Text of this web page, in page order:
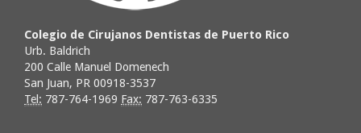
Colegio de Cirujanos Dentistas de Puerto Rico
Urb. Baldrich
200 Calle Manuel Domenech
San Juan, PR 00918-3537
Tel: 787-764-1969 Fax: 787-763-6335